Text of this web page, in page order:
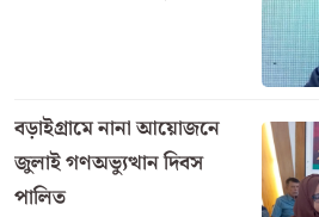
বড়াইগ্রামে নানা আয়োজনে
জুলাই গণঅভ্যুত্থান দিবস
পালিত